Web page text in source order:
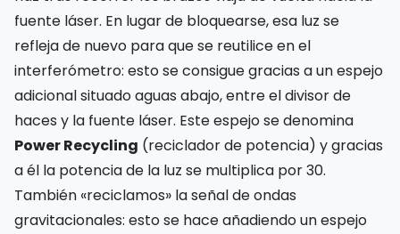
fuente láser. En lugar de bloquearse, esa luz se
refleja de nuevo para que se reutilice en el
interferómetro: esto se consigue gracias a un espejo
adicional situado aguas abajo, entre el divisor de
haces y la fuente láser. Este espejo se denomina
Power Recycling (reciclador de potencia) y gracias
a él la potencia de la luz se multiplica por 30.
También «reciclamos» la señal de ondas
gravitacionales: esto se hace añadiendo un espejo